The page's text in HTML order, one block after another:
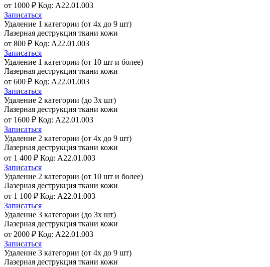
от 1000 ₽ Код: A22.01.003
Записаться
Удаление 1 категории (от 4х до 9 шт)
Лазерная деструкция ткани кожи
от 800 ₽ Код: A22.01.003
Записаться
Удаление 1 категории (от 10 шт и более)
Лазерная деструкция ткани кожи
от 600 ₽ Код: A22.01.003
Записаться
Удаление 2 категории (до 3х шт)
Лазерная деструкция ткани кожи
от 1600 ₽ Код: A22.01.003
Записаться
Удаление 2 категории (от 4х до 9 шт)
Лазерная деструкция ткани кожи
от 1 400 ₽ Код: A22.01.003
Записаться
Удаление 2 категории (от 10 шт и более)
Лазерная деструкция ткани кожи
от 1 100 ₽ Код: A22.01.003
Записаться
Удаление 3 категории (до 3х шт)
Лазерная деструкция ткани кожи
от 2000 ₽ Код: A22.01.003
Записаться
Удаление 3 категории (от 4х до 9 шт)
Лазерная деструкция ткани кожи